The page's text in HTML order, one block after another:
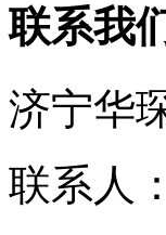
联系我
济宁华
联系人